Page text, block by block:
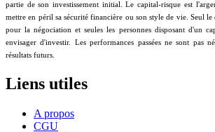
partie de son investissement initial. Le capital-risque est
mettre en péril sa sécurité financière ou son style de vie. Seul
pour la négociation et seules les personnes disposant d'un
envisager d'investir. Les performances passées ne sont pas
résultats futurs.
Liens utiles
A propos
CGU